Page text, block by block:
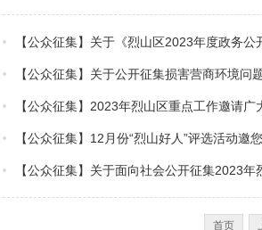
【公众征集】关于《烈山区2023年度政务
【公众征集】关于公开征集损害营商环境问
【公众征集】2023年烈山区重点工作邀请广
【公众征集】12月份“烈山好人”评选活动邀
【公众征集】关于面向社会公开征集2023
首页